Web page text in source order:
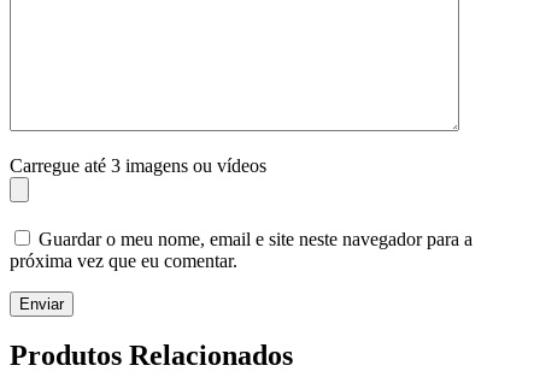
Carregue até 3 imagens ou vídeos
Guardar o meu nome, email e site neste navegador para a
próxima vez que eu comentar.
Enviar
Produtos Relacionados